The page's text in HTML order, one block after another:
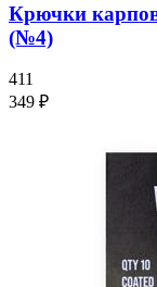
Крючки
(№4)
411
349 ₽